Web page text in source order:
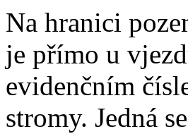
Na hranici
je přímo u
evidenčním
stromy. Jedná